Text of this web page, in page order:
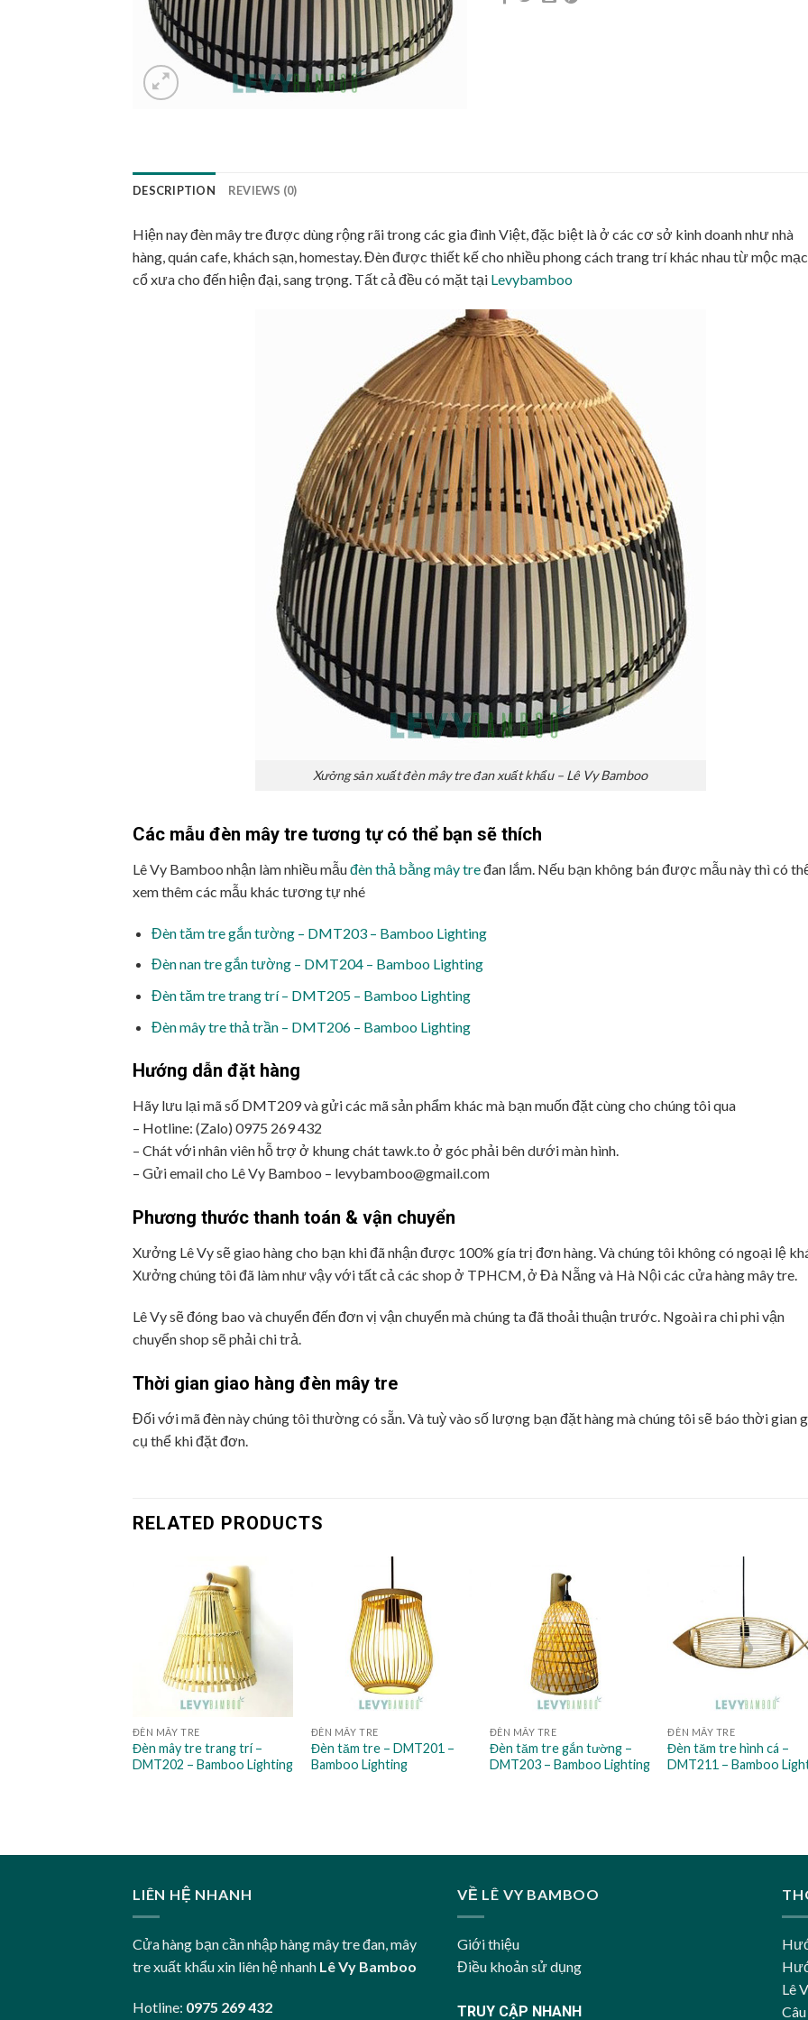
DESCRIPTION REVIEWS (0)
Hiện nay đèn mây tre được dùng rộng rãi trong các gia đình Việt, đặc biệt là ở các cơ sở kinh doanh như nhà
hàng, quán cafe, khách sạn, homestay. Đèn được thiết kế cho nhiều phong cách trang trí khác nhau từ mộc
cổ xưa cho đến hiện đại, sang trọng. Tất cả đều có mặt tại Levybamboo
Xưởng sản xuất đèn mây tre đan xuất khẩu – Lê Vy Bamboo
Các mẫu đèn mây tre tương tự có thể bạn sẽ thích
Lê Vy Bamboo nhận làm nhiều mẫuđèn thả bằng mây tređan lắm. Nếu bạn không bán được mẫu này thì có
xem thêm các mẫu khác tương tự nhé
Đèn tăm tre gắn tường – DMT203 – Bamboo Lighting
Đèn nan tre gắn tường – DMT204 – Bamboo Lighting
Đèn tăm tre trang trí – DMT205 – Bamboo Lighting
Đèn mây tre thả trần – DMT206 – Bamboo Lighting
Hướng dẫn đặt hàng
Hãy lưu lại mã số DMT209 và gửi các mã sản phẩm khác mà bạn muốn đặt cùng cho chúng tôi qua
– Hotline: (Zalo) 0975 269 432
– Chát với nhân viên hỗ trợ ở khung chát tawk.to ở góc phải bên dưới màn hình.
– Gửi email cho Lê Vy Bamboo – levybamboo@gmail.com
Phương thước thanh toán & vận chuyển
Xưởng Lê Vy sẽ giao hàng cho bạn khi đã nhận được 100% gía trị đơn hàng. Và chúng tôi không có ngoại lệ
Xưởng chúng tôi đã làm như vậy với tất cả các shop ở TPHCM, ở Đà Nẵng và Hà Nội các cửa hàng mây tre.
Lê Vy sẽ đóng bao và chuyển đến đơn vị vận chuyển mà chúng ta đã thoải thuận trước. Ngoài ra chi phi vận
chuyển shop sẽ phải chi trả.
Thời gian giao hàng đèn mây tre
Đối với mã đèn này chúng tôi thường có sẵn. Và tuỳ vào số lượng bạn đặt hàng mà chúng tôi sẽ báo thời gian
cụ thể khi đặt đơn.
RELATED PRODUCTS
ĐÈN MÂY TRE
Đèn mây tre trang trí –
DMT202 – Bamboo Lighting
ĐÈN MÂY TRE
Đèn tăm tre – DMT201 –
Bamboo Lighting
ĐÈN MÂY TRE
Đèn tăm tre gắn tường –
DMT203 – Bamboo Lighting
ĐÈN MÂY TRE
Đèn tăm tre hình cá –
DMT211 – Bamboo
LIÊN HỆ NHANH
Cửa hàng bạn cần nhập hàng mây tre đan, mây
tre xuất khẩu xin liên hệ nhanh Lê Vy Bamboo
Hotline: 0975 269 432
VỀ LÊ VY BAMBOO
Giới thiệu
Điều khoản sử dụng
TRUY CẬP NHANH
Lê